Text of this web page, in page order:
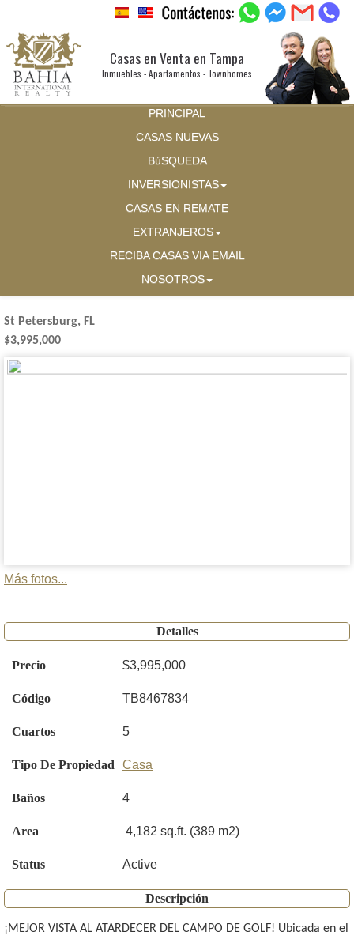
Casas en Venta en Tampa
Inmuebles - Apartamentos - Townhomes
PRINCIPAL
CASAS NUEVAS
BúSQUEDA
INVERSIONISTAS
CASAS EN REMATE
EXTRANJEROS
RECIBA CASAS VIA EMAIL
NOSOTROS
St Petersburg, FL
$3,995,000
Más fotos...
Detalles
Precio $3,995,000
Código TB8467834
Cuartos 5
Tipo De Propiedad Casa
Baños 4
Area 4,182 sq.ft. (389 m2)
Status Active
Descripción
¡MEJOR VISTA AL ATARDECER DEL CAMPO DE GOLF! Ubicada en el